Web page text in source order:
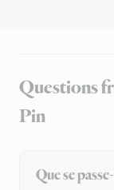
Questions
Pin
Que se